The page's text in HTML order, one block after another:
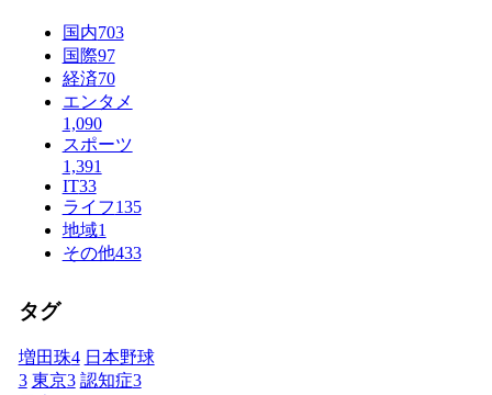
国内703
国際97
経済70
エンタメ
1,090
スポーツ
1,391
IT33
ライフ135
地域1
その他433
タグ
増田珠4 日本野球
3 東京3 認知症3